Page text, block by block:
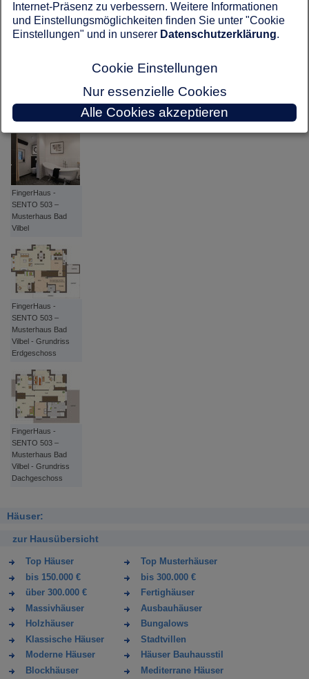
Vilbel
Musterhaus Bad
Vilbel
FingerHaus -
SENTO 503 –
Musterhaus Bad
Vilbel
FingerHaus -
SENTO 503 –
Musterhaus Bad
Vilbel - Grundriss
Erdgeschoss
FingerHaus -
SENTO 503 –
Musterhaus Bad
Vilbel - Grundriss
Dachgeschoss
Häuser:
zur Hausübersicht
Top Häuser
Top Musterhäuser
bis 150.000 €
bis 300.000 €
über 300.000 €
Fertighäuser
Massivhäuser
Ausbauhäuser
Holzhäuser
Bungalows
Klassische Häuser
Stadtvillen
Moderne Häuser
Häuser Bauhausstil
Blockhäuser
Mediterrane Häuser
Internet-Präsenz zu verbessern. Weitere Informationen
und Einstellungsmöglichkeiten finden Sie unter "Cookie
Einstellungen" und in unserer Datenschutzerklärung.
Cookie Einstellungen
Nur essenzielle Cookies
Alle Cookies akzeptieren